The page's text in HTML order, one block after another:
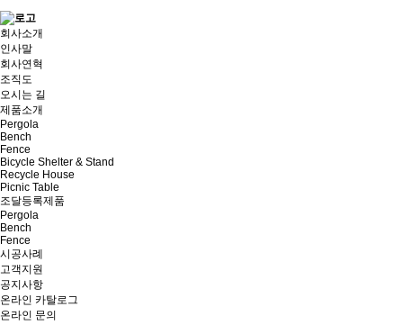
회사소개
인사말
회사연혁
조직도
오시는 길
제품소개
Pergola
Bench
Fence
Bicycle Shelter & Stand
Recycle House
Picnic Table
조달등록제품
Pergola
Bench
Fence
시공사례
고객지원
공지사항
온라인 카탈로그
온라인 문의